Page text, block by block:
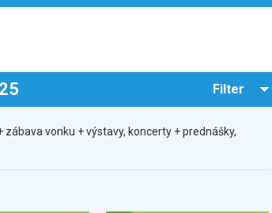
Filter
zábava vonku + výstavy, koncerty + prednášky,